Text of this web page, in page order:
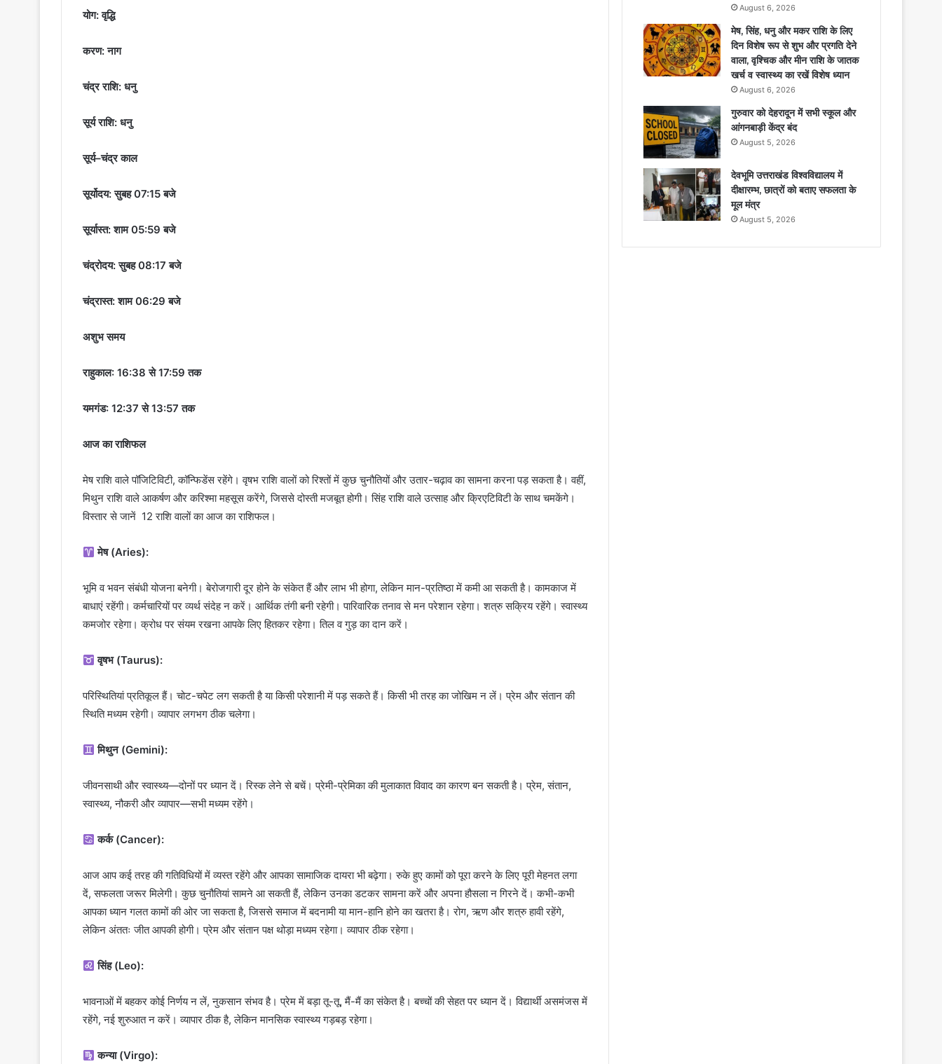
योग: वृद्धि
करण: नाग
चंद्र राशि: धनु
सूर्य राशि: धनु
सूर्य–चंद्र काल
सूर्योदय: सुबह 07:15 बजे
सूर्यास्त: शाम 05:59 बजे
चंद्रोदय: सुबह 08:17 बजे
चंद्रास्त: शाम 06:29 बजे
अशुभ समय
राहुकाल: 16:38 से 17:59 तक
यमगंड: 12:37 से 13:57 तक
आज का राशिफल
मेष राशि वाले पॉजिटिविटी, कॉन्फिडेंस रहेंगे। वृषभ राशि वालों को रिश्तों में कुछ चुनौतियों और उतार-चढ़ाव का सामना करना पड़ सकता है। वहीं,
मिथुन राशि वाले आकर्षण और करिश्मा महसूस करेंगे, जिससे दोस्ती मजबूत होगी। सिंह राशि वाले उत्साह और क्रिएटिविटी के साथ चमकेंगे।
विस्तार से जानें 12 राशि वालों का आज का राशिफल।
मेष (Aries):
भूमि व भवन संबंधी योजना बनेगी। बेरोजगारी दूर होने के संकेत हैं और लाभ भी होगा, लेकिन मान-प्रतिष्ठा में कमी आ सकती है। कामकाज में
बाधाएं रहेंगी। कर्मचारियों पर व्यर्थ संदेह न करें। आर्थिक तंगी बनी रहेगी। पारिवारिक तनाव से मन परेशान रहेगा। शत्रु सक्रिय रहेंगे। स्वास्थ्य
कमजोर रहेगा। क्रोध पर संयम रखना आपके लिए हितकर रहेगा। तिल व गुड़ का दान करें।
वृषभ (Taurus):
परिस्थितियां प्रतिकूल हैं। चोट-चपेट लग सकती है या किसी परेशानी में पड़ सकते हैं। किसी भी तरह का जोखिम न लें। प्रेम और संतान की
स्थिति मध्यम रहेगी। व्यापार लगभग ठीक चलेगा।
मिथुन (Gemini):
जीवनसाथी और स्वास्थ्य—दोनों पर ध्यान दें। रिस्क लेने से बचें। प्रेमी-प्रेमिका की मुलाकात विवाद का कारण बन सकती है। प्रेम, संतान,
स्वास्थ्य, नौकरी और व्यापार—सभी मध्यम रहेंगे।
कर्क (Cancer):
आज आप कई तरह की गतिविधियों में व्यस्त रहेंगे और आपका सामाजिक दायरा भी बढ़ेगा। रुके हुए कामों को पूरा करने के लिए पूरी मेहनत लगा
दें, सफलता जरूर मिलेगी। कुछ चुनौतियां सामने आ सकती हैं, लेकिन उनका डटकर सामना करें और अपना हौसला न गिरने दें। कभी-कभी
आपका ध्यान गलत कामों की ओर जा सकता है, जिससे समाज में बदनामी या मान-हानि होने का खतरा है। रोग, ऋण और शत्रु हावी रहेंगे,
लेकिन अंततः जीत आपकी होगी। प्रेम और संतान पक्ष थोड़ा मध्यम रहेगा। व्यापार ठीक रहेगा।
सिंह (Leo):
भावनाओं में बहकर कोई निर्णय न लें, नुकसान संभव है। प्रेम में बड़ा तू-तू, मैं-मैं का संकेत है। बच्चों की सेहत पर ध्यान दें। विद्यार्थी असमंजस में
रहेंगे, नई शुरुआत न करें। व्यापार ठीक है, लेकिन मानसिक स्वास्थ्य गड़बड़ रहेगा।
कन्या (Virgo):
August 6, 2026
मेष, सिंह, धनु और मकर राशि के लिए
दिन विशेष रूप से शुभ और प्रगति देने
वाला, वृश्चिक और मीन राशि के जातक
खर्च व स्वास्थ्य का रखें विशेष ध्यान
August 6, 2026
गुरुवार को देहरादून में सभी स्कूल और
आंगनबाड़ी केंद्र बंद
August 5, 2026
देवभूमि उत्तराखंड विश्वविद्यालय में
दीक्षारम्भ, छात्रों को बताए सफलता के
मूल मंत्र
August 5, 2026